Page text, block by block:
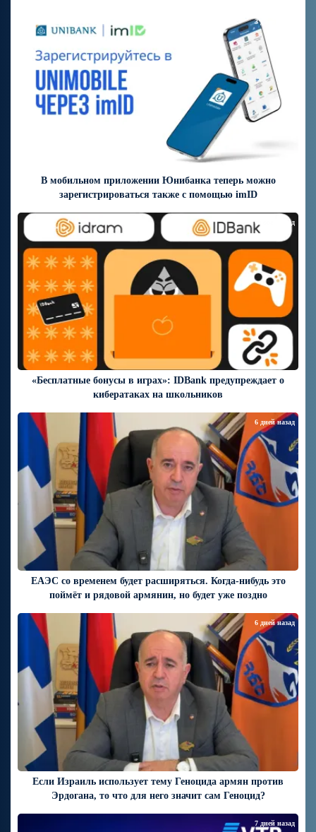
В мобильном приложении Юнибанка теперь можно
зарегистрироваться также с помощью imID
3 дней назад
«Бесплатные бонусы в играх»: IDBank предупреждает о
кибератаках на школьников
6 дней назад
ЕАЭС со временем будет расширяться. Когда-нибудь это
поймёт и рядовой армянин, но будет уже поздно
6 дней назад
Если Израиль использует тему Геноцида армян против
Эрдогана, то что для него значит сам Геноцид?
6 дней назад
7 дней назад